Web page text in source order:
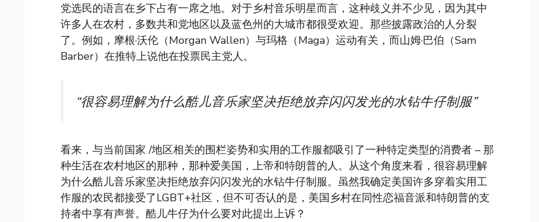
党选民的语言在乡下占有一席之地。对于乡村音乐明星而言，这种歧义并不少见，因为其中
许多人在农村，多数共和党地区以及蓝色州的大城市都很受欢迎。那些披露政治的人分裂
了。例如，摩根·沃伦（Morgan Wallen）与玛格（Maga）运动有关，而山姆·巴伯（Sam
Barber）在推特上说他在投票民主党人。
“很容易理解为什么酷儿音乐家坚决拒绝放弃闪闪发光的水钻牛仔制服”
看来，与当前国家 /地区相关的围栏姿势和实用的工作服都吸引了一种特定类型的消费者 – 那
种生活在农村地区的那种，那种爱美国，上帝和特朗普的人。从这个角度来看，很容易理解
为什么酷儿音乐家坚决拒绝放弃闪闪发光的水钻牛仔制服。虽然我确定美国许多穿着实用工
作服的农民都接受了LGBT+社区，但不可否认的是，美国乡村在同性恋福音派和特朗普的支
持者中享有声誉。酷儿牛仔为什么要对此提出上诉？